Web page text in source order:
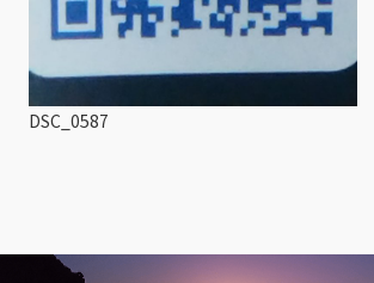
DSC_0587